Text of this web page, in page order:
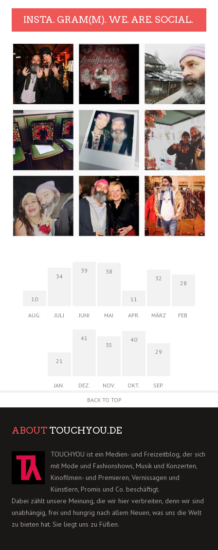
INSTA. GRAM(M). WE. ARE. SOCIAL.
10
AUG.
34
JULI
39
JUNI
38
MAI
11
APR.
32
MÄRZ
28
FEB.
21
JAN.
41
DEZ.
35
NOV.
40
OKT.
29
SEP.
BACK TO TOP
ABOUT TOUCHYOU.DE
TOUCHYOU ist ein Medien- und Freizeitblog, der sich
mit Mode und Fashionshows, Musik und Konzerten,
Kinofilmen- und Premieren, Vernissagen und
Künstlern, Promis und Co. beschäftigt.
Dabei zählt unsere Meinung, die wir hier verbreiten, denn wir sind
unabhängig, frei und hungrig nach allem Neuen, was uns die Welt
zu bieten hat. Sie liegt uns zu Füßen.